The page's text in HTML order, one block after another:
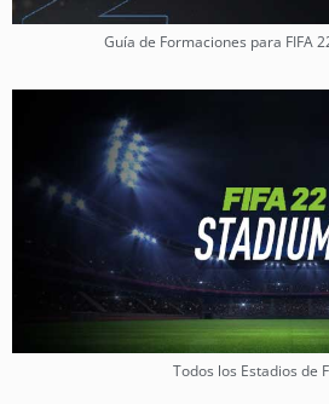
Guía de Formaciones para FIFA
Todos los Estadios de